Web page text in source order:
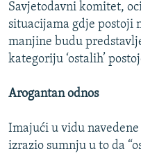
Savjetodavni komitet,
situacijama gdje postoji
manjine budu
kategoriju ‘ostalih’
Arogantan odnos
Imajući u vidu
izrazio sumnju u to da